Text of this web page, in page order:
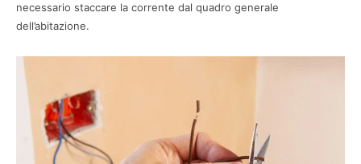
necessario staccare la corrente dal quadro generale
dell’abitazione.